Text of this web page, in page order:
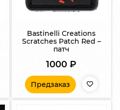
Bastinelli Creations
Scratches Patch Red –
патч
1000₽
Предзаказ